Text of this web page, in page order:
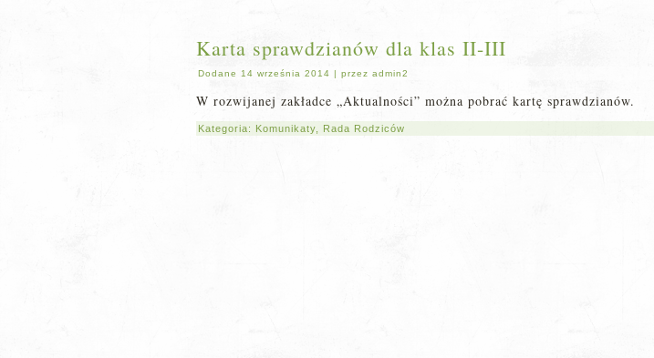
Karta sprawdzianów dla klas II-III
Dodane 14 września 2014 | przez admin2
W rozwijanej zakładce „Aktualności” można pobrać kartę sprawdzianów.
Kategoria: Komunikaty Rada Rodziców